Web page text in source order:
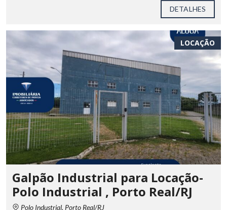
DETALHES
LOCAÇÃO
Galpão Industrial para Locação-
Polo Industrial , Porto Real/RJ
Polo Industrial, Porto Real/RJ